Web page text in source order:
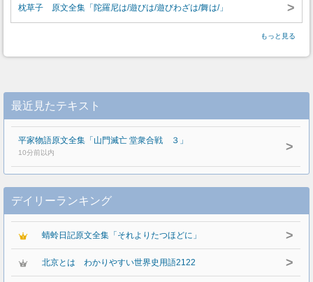
枕草子 原文全集「陀羅尼は/遊びは/遊びわざは/舞は/」 >
もっと見る
最近見たテキスト
平家物語原文全集「山門滅亡 堂衆合戦 ３」
10分前以内 >
デイリーランキング
蜻蛉日記原文全集「それよりたつほどに」 >
北京とは わかりやすい世界史用語2122 >